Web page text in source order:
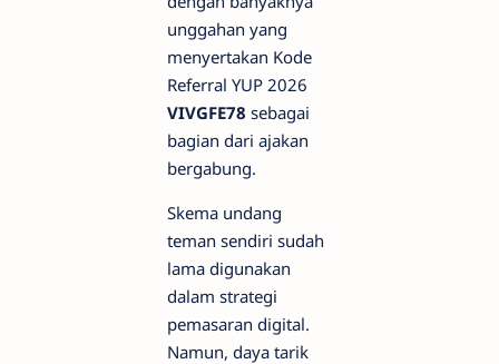
unggahan yang
menyertakan Kode
Referral YUP 2026
VIVGFE78 sebagai
bagian dari ajakan
bergabung.
Skema undang
teman sendiri sudah
lama digunakan
dalam strategi
pemasaran digital.
Namun, daya tarik